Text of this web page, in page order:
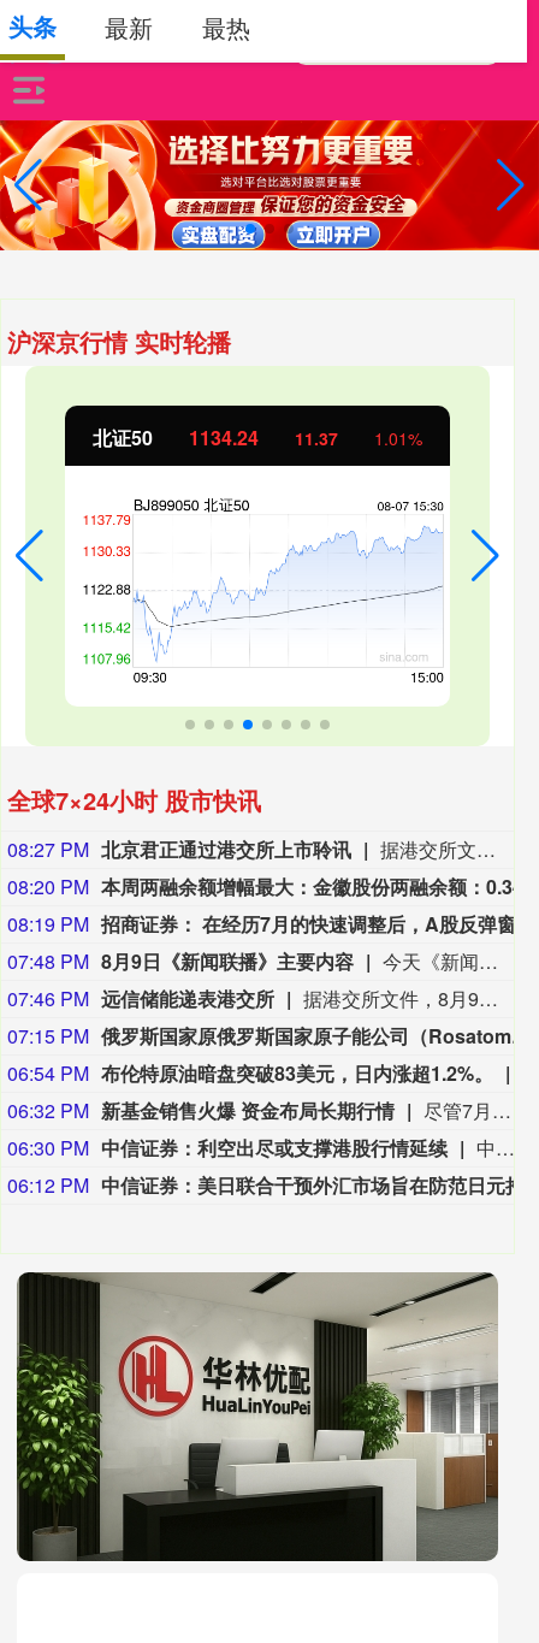
沪深京行情 实时轮播
北证50 1134.24 11.37 1.01%
全球7×24小时 股市快讯
08:27 PM 北京君正通过港交所上市聆讯
据港交所文件，8月9日，北京君正集成电路股份有限公司更新聆讯后资料集，意味着该公司港交所IPO通过聆讯。
08:20 PM
08:19 PM
07:48 PM 8月9日《新闻联播》主要内容
今天《新闻联播》主要内容有：1.【新思想引领新征程】丰收背后的“稳”与“进”； 2.我国加快推进算力网建设； 3.我国加强对基础研究的长期稳定支持； 4.台风“白海豚”登陆 各地各部门全力应对； 5.7月份居民消费价格指数保持温和上涨； 6.我国加快自然资源“一张图”平台建设； 7.我国生态修复治理取得新成效； 8.【文化中国行】平遥古城活态保护焕发新光彩； 9.国内联播快讯： （1）我国地热资源直接利用规模稳居世界首位； （2）7月下旬全国在田蔬菜面积1.06亿亩 供应充足； （3）我国渤海首个千亿方大气田一期开发项目全面投产； （4）2026“百县对百校促就业行动”校地人才供需对接会举行； （5）第16届全国残疾人健身周活动启动； （6）《2026中国AI盛典》今晚总台央视综合频道播出； 10.伊朗称在美国接受其条件前不会重新开放霍尔木兹海峡： （1）伊媒称有证据显示 美军在对伊朗的军事行动中使用含磷弹药； （2）美媒称美“爱国者”导弹库存不足1700枚； 11.加拿大不列颠哥伦比亚省因林火快速蔓延进入紧急状态 大批居民撤离 美犹他州两处林火仍失控 消防直升机坠毁致两人死亡； 12.国际联播快讯： （1）俄驻日大使称日本谋“核”将招致反制； （2）保加利亚称境内爆炸无人机或来自乌克兰； （3）台风“白海豚”在日本和菲律宾引发灾情； （4）意大利埃特纳火山喷发影响机场航班。
07:46 PM 远信储能递表港交所
据港交所文件，8月9日，深圳市远信储能技术股份有限公司向港交所提交上市申请书，独家保荐人为招银国际。
07:15 PM
俄罗斯国家原俄罗斯国家原子能公司（Rosatom）总经理：计划尽早接回所有从伊朗撤离的专家。据他透露，如果一切顺利，俄罗斯国家原子能公司将在今年秋季把布什尔核电站的工作人员数量恢复到100人。
06:54 PM 布伦特原油暗盘突破83美元，日内涨超1.2%。
06:32 PM 新基金销售火爆 资金布局长期行情
尽管7月A股市场调整，但新发基金市场却呈现出冷暖反差，多只主动权益新品募集成绩亮眼。普通投资者踊跃认购新基金的背后，是不少基金经理对于当前科技行情长周期属性的深度研判，公募普遍判断AI产业浪潮不是短期主题炒作，科技浪潮的演绎周期也远不止半年。
06:30 PM 中信证券：利空出尽或支撑港股行情延续
中信证券研报指出，近一个月恒生综指迎来业绩预期反转，中报超预期与利好预告推动全年盈利上修；而恒科指数受制于乘用车盈利分化及头部互联网平台资本开支扩张对短期利润率的压制，预期修复相对滞后。行业上，医疗保健（CXO与制药龙头驱动）、金融（券商资管与保险）、公用事业及周期运输景气上行；消费、地产及资讯科技预期遭下调。交易层面呈现资金回补超跌低位板块与交易高景气业绩动能的“双管齐下”特征。面对财报密集披露期与海内外宏观扰动，配置建议维持“红利防守+成长弹性”杠铃策略：防守端锁定高股息、低β“类债”资产；进攻端聚焦互联网巨头、双向资金加仓的机器人与生物科技，以及技术硬件与AI应用，兼顾创新药及工业金属的催化布局。
06:12 PM
头条 最新 最热